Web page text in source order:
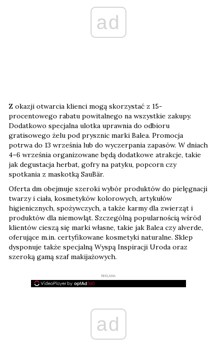
ad
Z okazji otwarcia klienci mogą skorzystać z 15-
procentowego rabatu powitalnego na wszystkie zakupy.
Dodatkowo specjalna ulotka uprawnia do odbioru
gratisowego żelu pod prysznic marki Balea. Promocja
potrwa do 13 września lub do wyczerpania zapasów. W dniach
4–6 września organizowane będą dodatkowe atrakcje, takie
jak degustacja herbat, gofry na patyku, popcorn czy
spotkania z maskotką SauBär.
Oferta dm obejmuje szeroki wybór produktów do pielęgnacji
twarzy i ciała, kosmetyków kolorowych, artykułów
higienicznych, spożywczych, a także karmy dla zwierząt i
produktów dla niemowląt. Szczególną popularnością wśród
klientów cieszą się marki własne, takie jak Balea czy alverde,
oferujące m.in. certyfikowane kosmetyki naturalne. Sklep
dysponuje także specjalną Wyspą Inspiracji Uroda oraz
szeroką gamą szaf makijażowych.
REKLAMA
ad